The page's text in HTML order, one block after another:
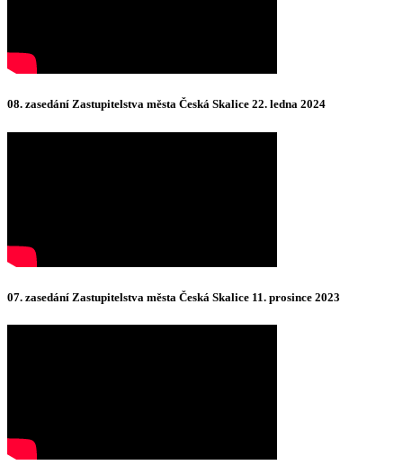
08. zasedání Zastupitelstva města Česká Skalice 22. ledna 2024
07. zasedání Zastupitelstva města Česká Skalice 11. prosince 2023